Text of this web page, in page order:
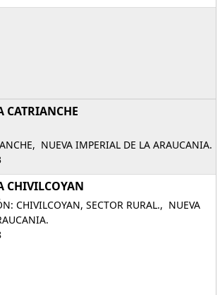
CATRIANCHE
NUEVA IMPERIAL DE LA ARAUCANIA.
CHIVILCOYAN
CHIVILCOYAN, SECTOR RURAL., NUEVA